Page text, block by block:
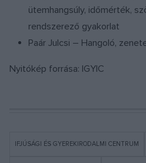
ütemhangsúly, időmérték,
rendszerező gyakorlat
Paár Julcsi – Hangoló,
Nyitókép forrása: IGYIC
IFJÚSÁGI ÉS GYEREKIRODALMI CENTRUM